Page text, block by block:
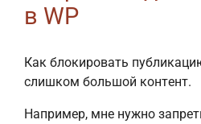
в WP
Как блокировать
слишком большой контент.
Например, мне нужно